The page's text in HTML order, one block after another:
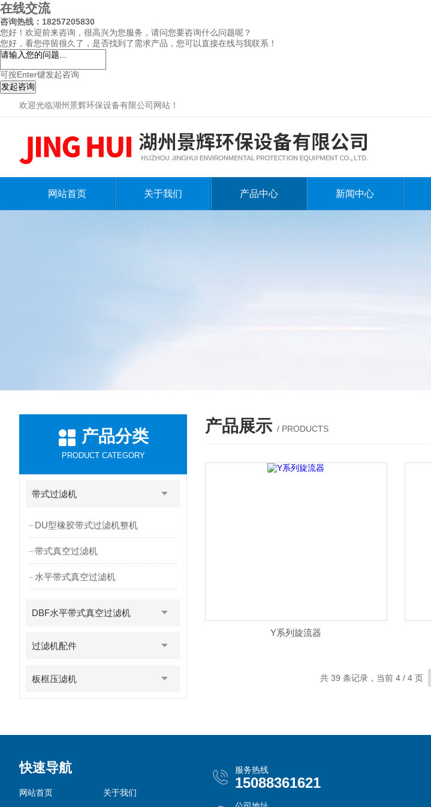
在线交流
咨询热线：18257205830
您好！欢迎前来咨询，很高兴为您服务，请问您要咨询什么问题呢？
您好，看您停留很久了，是否找到了需求产品，您可以直接在线与我联系！
可按Enter键发起咨询
发起咨询
欢迎光临湖州景辉环保设备有限公司网站！
网站首页 关于我们 产品中心 新闻中心
产品分类
PRODUCT CATEGORY
带式过滤机
DU型橡胶带式过滤机整机
带式真空过滤机
水平带式真空过滤机
DBF水平带式真空过滤机
过滤机配件
板框压滤机
产品展示 / PRODUCTS
Y系列旋流器
共 39 条记录，当前 4 / 4 页
快速导航
网站首页 关于我们
服务热线
15088361621